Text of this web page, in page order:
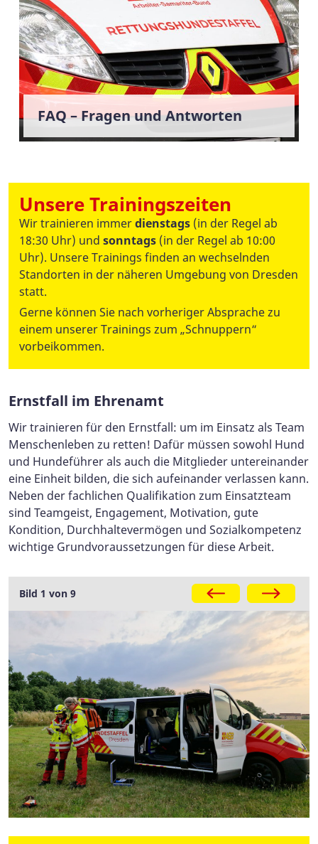
FAQ – Fragen und Antworten
Unsere Trainingszeiten
Wir trainieren immerdienstags (in der Regel ab
18:30 Uhr) und sonntags (in der Regel ab 10:00
Uhr). Unsere Trainings finden an wechselnden
Standorten in der näheren Umgebung von Dresden
statt.
Gerne können Sie nach vorheriger Absprache zu
einem unserer Trainings zum „Schnuppern“
vorbeikommen.
Ernstfall im Ehrenamt
Wir trainieren für den Ernstfall: um im Einsatz als Team
Menschenleben zu retten! Dafür müssen sowohl Hund
und Hundeführer als auch die Mitglieder untereinander
eine Einheit bilden, die sich aufeinander verlassen kann.
Neben der fachlichen Qualifikation zum Einsatzteam
sind Teamgeist, Engagement, Motivation, gute
Kondition, Durchhaltevermögen und Sozialkompetenz
wichtige Grundvoraussetzungen für diese Arbeit.
Bild 1 von 9